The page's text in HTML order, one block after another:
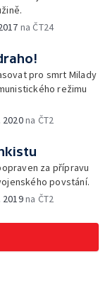
na ČT24
pro smrt Milady
režimu
2020na ČT2
za přípravu
povstání.
2019na ČT2